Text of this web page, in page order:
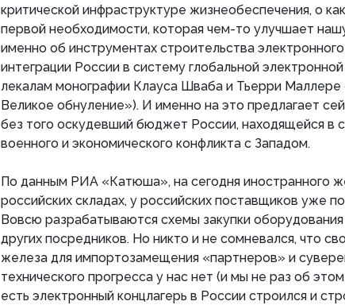
критической инфраструктуре жизнеобеспечения, о
первой необходимости, которая чем-то улучшает
именно об инструментах строительства
интеграции России в систему глобальной
лекалам монографии Клауса Шваба и Тьерри Маллере
Великое обнуление»). И именно на это предлагает
без того оскудевший бюджет России, находящейся в
военного и экономического конфликта с Западом.
По данным РИА «Катюша», на сегодня иностранного
российских складах, у российских поставщиков уже
Вовсю разрабатываются схемы закупки
других посредников. Но никто и не сомневался, что
железа для импортозамещения «партнеров» и
технического прогресса у нас нет (и мы не раз об
есть электронный концлагерь в России строился и